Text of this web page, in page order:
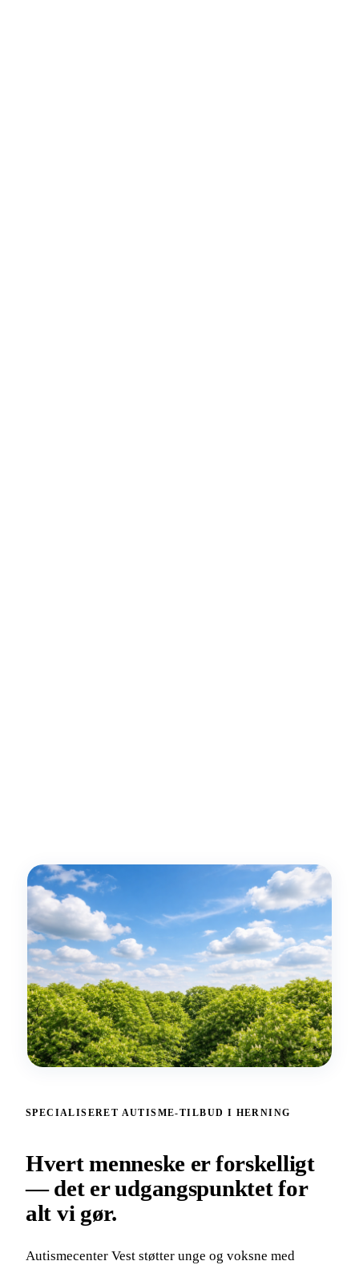
SPECIALISERET AUTISME-TILBUD I HERNING
Hvert menneske er forskelligt
— det er udgangspunktet for
alt vi gør.
Autismecenter Vest støtter unge og voksne med